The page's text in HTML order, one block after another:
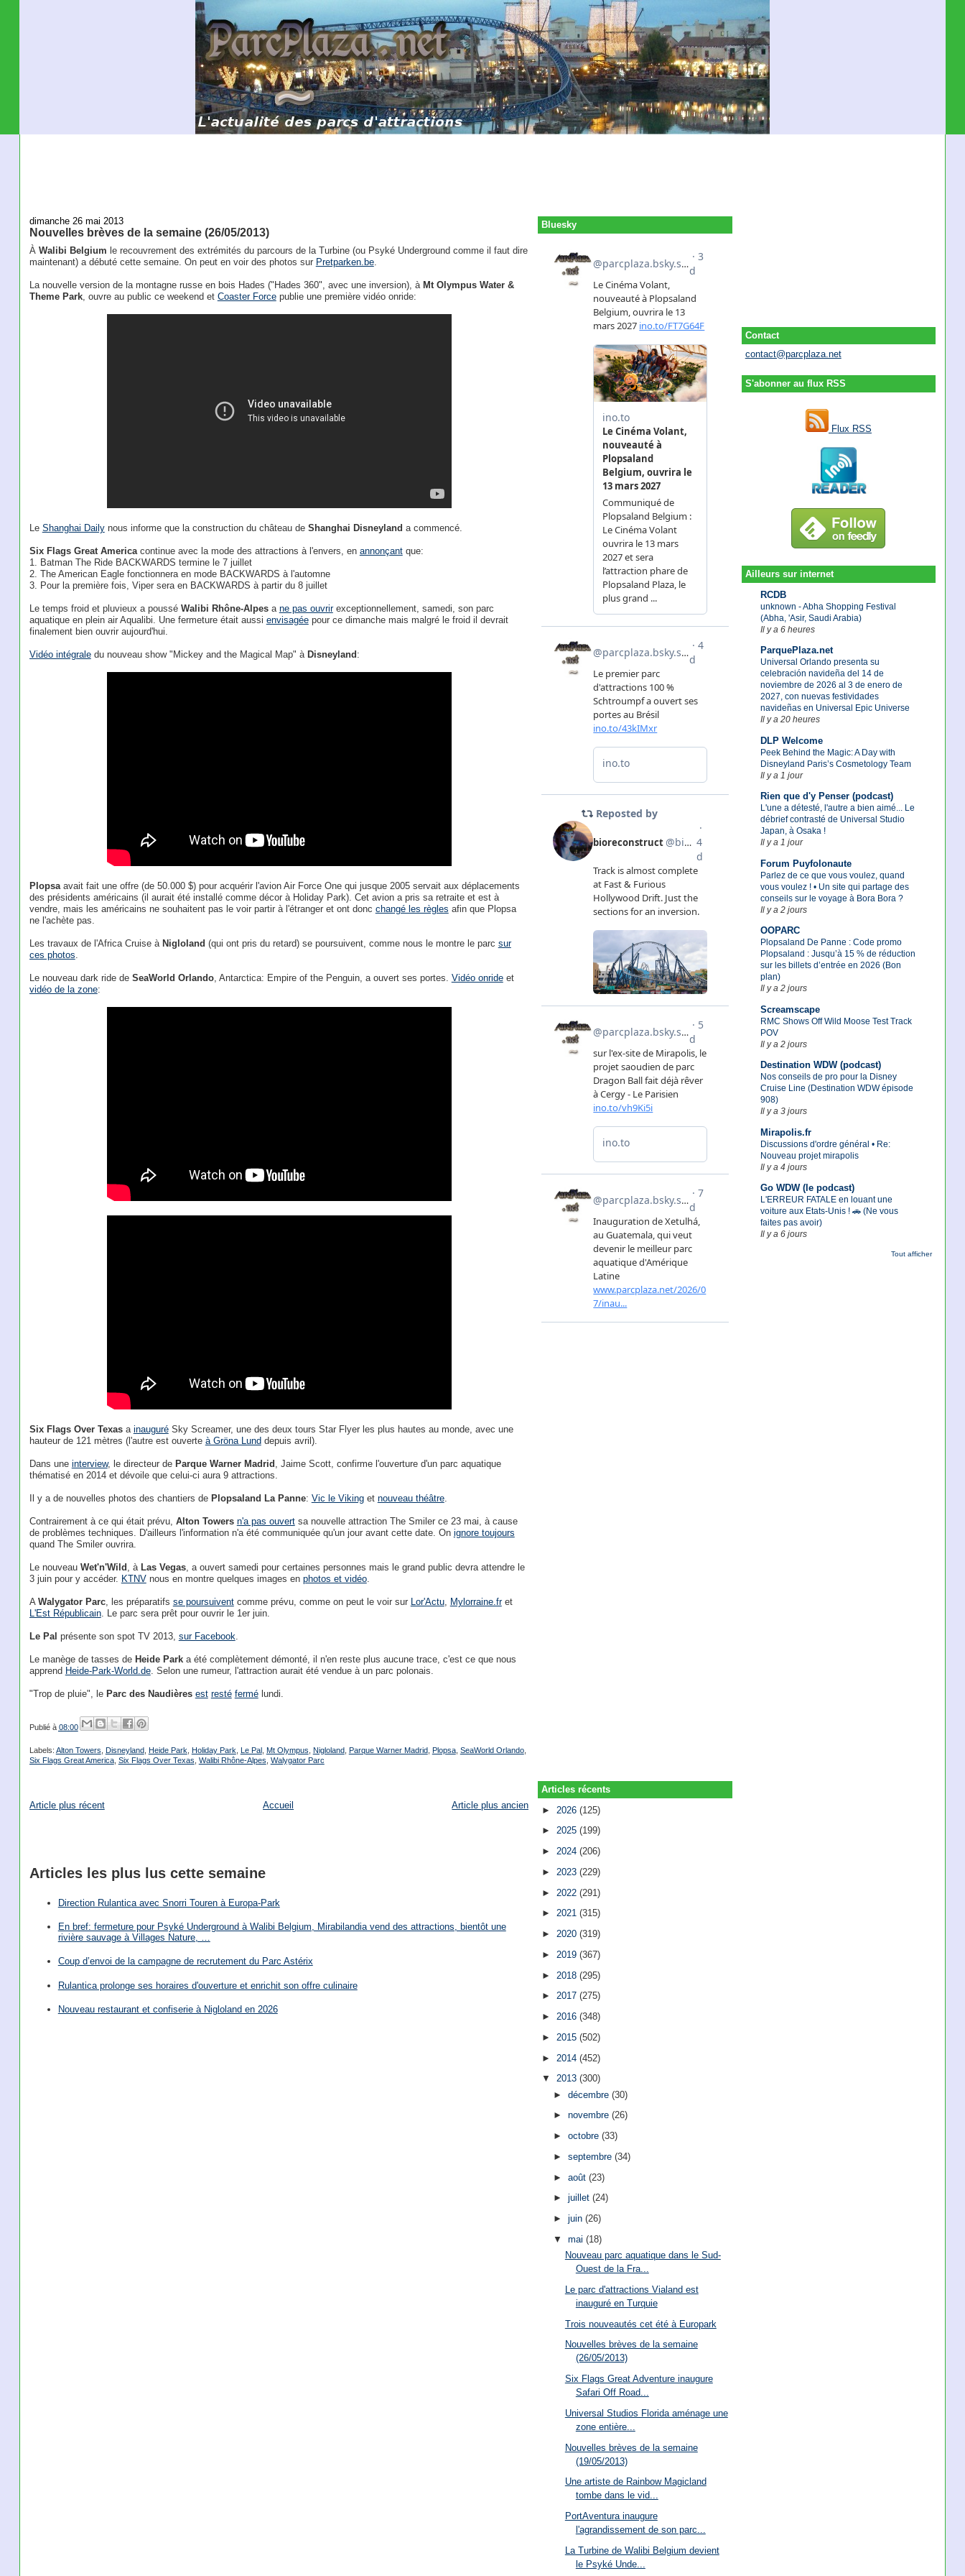
Contact
contact@parcplaza.net
S'abonner au flux RSS
Flux RSS
Ailleurs sur internet
RCDB
unknown - Abha Shopping Festival
(Abha, 'Asir, Saudi Arabia)
Il y a 6 heures
ParquePlaza.net
Universal Orlando presenta su
celebración navideña del 14 de
noviembre de 2026 al 3 de enero de
2027, con nuevas festividades
navideñas en Universal Epic Universe
Il y a 20 heures
DLP Welcome
Peek Behind the Magic: A Day with
Disneyland Paris’s Cosmetology Team
Il y a 1 jour
Rien que d'y Penser (podcast)
L'une a détesté, l'autre a bien aimé... Le
débrief contrasté de Universal Studio
Japan, à Osaka !
Il y a 1 jour
Forum Puyfolonaute
Parlez de ce que vous voulez, quand
vous voulez ! • Un site qui partage des
conseils sur le voyage à Bora Bora ?
Il y a 2 jours
OOPARC
Plopsaland De Panne : Code promo
Plopsaland : Jusqu’à 15 % de réduction
sur les billets d’entrée en 2026 (Bon
plan)
Il y a 2 jours
Screamscape
RMC Shows Off Wild Moose Test Track
POV
Il y a 2 jours
Destination WDW (podcast)
Nos conseils de pro pour la Disney
Cruise Line (Destination WDW épisode
908)
Il y a 3 jours
Mirapolis.fr
Discussions d'ordre général • Re:
Nouveau projet mirapolis
Il y a 4 jours
Go WDW (le podcast)
L'ERREUR FATALE en louant une
voiture aux Etats-Unis ! 🚗 (Ne vous
faites pas avoir)
Il y a 6 jours
Tout afficher
dimanche 26 mai 2013
Nouvelles brèves de la semaine (26/05/2013)
À Walibi Belgium le recouvrement des extrémités du parcours de la Turbine (ou Psyké Underground comme il faut dire
maintenant) a débuté cette semaine. On peut en voir des photos sur Pretparken.be.
La nouvelle version de la montagne russe en bois Hades ("Hades 360", avec une inversion), à Mt Olympus Water &
Theme Park, ouvre au public ce weekend et Coaster Forcepublie une première vidéo onride:
Le Shanghai Dailynous informe que la construction du château de Shanghai Disneyland a commencé.
Six Flags Great Americacontinue avec la mode des attractions à l'envers, en annonçantque:
1. Batman The Ride BACKWARDS termine le 7 juillet
2. The American Eagle fonctionnera en mode BACKWARDS à l'automne
3. Pour la première fois, Viper sera en BACKWARDS à partir du 8 juillet
Le temps froid et pluvieux a poussé Walibi Rhône-Alpesa ne pas ouvrirexceptionnellement, samedi, son parc
aquatique en plein air Aqualibi. Une fermeture était aussi envisagéepour ce dimanche mais malgré le froid il devrait
finalement bien ouvrir aujourd'hui.
Vidéo intégraledu nouveau show "Mickey and the Magical Map" à Disneyland :
Plopsaavait fait une offre (de 50.000 $) pour acquérir l'avion Air Force One qui jusque 2005 servait aux déplacements
des présidents américains (il aurait été installé comme décor à Holiday Park). Cet avion a pris sa retraite et est à
vendre, mais les américains ne souhaitent pas le voir partir à l'étranger et ont donc changé les règles afin que Plopsa
ne l'achète pas.
Les travaux de l'Africa Cruise à Nigloland (qui ont pris du retard) se poursuivent, comme nous le montre le parc sur
ces photos.
Le nouveau dark ride de SeaWorld Orlando, Antarctica: Empire of the Penguin, a ouvert ses portes. Vidéo onrideet
vidéo de la zone:
Six Flags Over Texasa inauguréSky Screamer, une des deux tours Star Flyer les plus hautes au monde, avec une
hauteur de 121 mètres (l'autre est ouverte à Gröna Lund depuis avril).
Dans une interview, le directeur de Parque Warner Madrid , Jaime Scott, confirme l'ouverture d'un parc aquatique
thématisé en 2014 et dévoile que celui-ci aura 9 attractions.
Il y a de nouvelles photos des chantiers de Plopsaland La Panne: Vic le Vikinget nouveau théâtre.
Contrairement à ce qui était prévu, Alton Towers n'a pas ouvertsa nouvelle attraction The Smiler ce 23 mai, à cause
de problèmes techniques. D'ailleurs l'information n'a été communiquée qu'un jour avant cette date. On ignore toujours
quand The Smiler ouvrira.
Le nouveau Wet'n'Wild , à Las Vegas, a ouvert samedi pour certaines personnes mais le grand public devra attendre le
3 juin pour y accéder. KTNVnous en montre quelques images en photos et vidéo.
A Walygator Parc, les préparatifs se poursuiventcomme prévu, comme on peut le voir sur Lor'Actu, Mylorraine.fret
L'Est Républicain. Le parc sera prêt pour ouvrir le 1er juin.
Le Pal présente son spot TV 2013, sur Facebook.
Le manège de tasses de Heide Parka été complètement démonté, il n'en reste plus aucune trace, c'est ce que nous
apprend Heide-Park-World.de. Selon une rumeur, l'attraction aurait été vendue à un parc polonais.
"Trop de pluie", le Parc des Naudières est resté fermélundi.
Publié à 08:00
Labels: Alton Towers, Disneyland, Heide Park, Holiday Park, Le Pal , Mt Olympus, Nigloland, Parque Warner Madrid, Plopsa, SeaWorld Orlando,
Six Flags Great America, Six Flags Over Texas, Walibi Rhône-Alpes, Walygator Parc
Article plus récent Article plus ancien
Accueil
Articles les plus lus cette semaine
Direction Rulantica avec Snorri Touren à Europa-Park
En bref: fermeture pour Psyké Underground à Walibi Belgium, Mirabilandia vend des attractions, bientôt une
rivière sauvage à Villages Nature, …
Coup d’envoi de la campagne de recrutement du Parc Astérix
Rulantica prolonge ses horaires d'ouverture et enrichit son offre culinaire
Nouveau restaurant et confiserie à Nigloland en 2026
Bluesky
Articles récents
► 2026(125)
►2025(199)
►2024(206)
► 2023(229)
► 2022(291)
►2021(315)
►2020(319)
► 2019(367)
► 2018(295)
►2017(275)
►2016(348)
► 2015(502)
► 2014(452)
▼2013(300)
► décembre (30)
► novembre (26)
► octobre (33)
► septembre (34)
► août (23)
► juillet (24)
► juin (26)
▼ mai (18)
Nouveau parc aquatique dans le Sud-
Ouest de la Fra...
Le parc d'attractions Vialand est
inauguré en Turquie
Trois nouveautés cet été à Europark
Nouvelles brèves de la semaine
(26/05/2013)
Six Flags Great Adventure inaugure
Safari Off Road...
Universal Studios Florida aménage une
zone entière...
Nouvelles brèves de la semaine
(19/05/2013)
Une artiste de Rainbow Magicland
tombe dans le vid...
PortAventura inaugure
l'agrandissement de son parc...
La Turbine de Walibi Belgium devient
le Psyké Unde...